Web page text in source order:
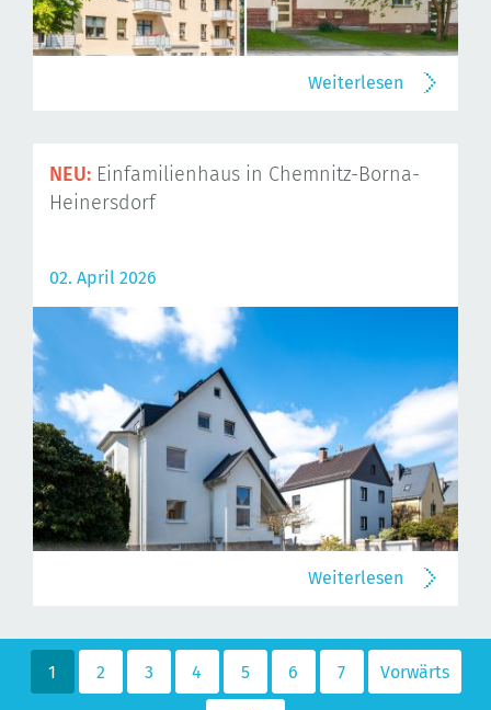
Weiterlesen
NEU: Einfamilienhaus in Chemnitz-Borna-
Heinersdorf
02. April 2026
Weiterlesen
1 2 3 4 5 6 7 Vorwärts